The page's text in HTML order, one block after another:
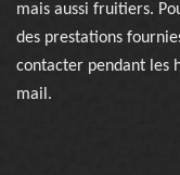
mais aussi fruitiers.
des prestations
contacter pendant les
mail.